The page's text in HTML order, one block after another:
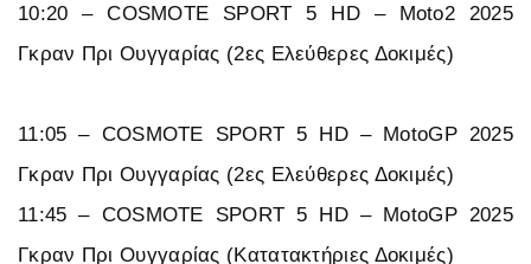
10:20 – COSMOTE SPORT 5 HD – Moto2 2025
Γκραν Πρι Ουγγαρίας (2ες Ελεύθερες Δοκιμές)
11:05 – COSMOTE SPORT 5 HD – MotoGP 2025
Γκραν Πρι Ουγγαρίας (2ες Ελεύθερες Δοκιμές)
11:45 – COSMOTE SPORT 5 HD – MotoGP 2025
Γκραν Πρι Ουγγαρίας (Κατατακτήριες Δοκιμές)